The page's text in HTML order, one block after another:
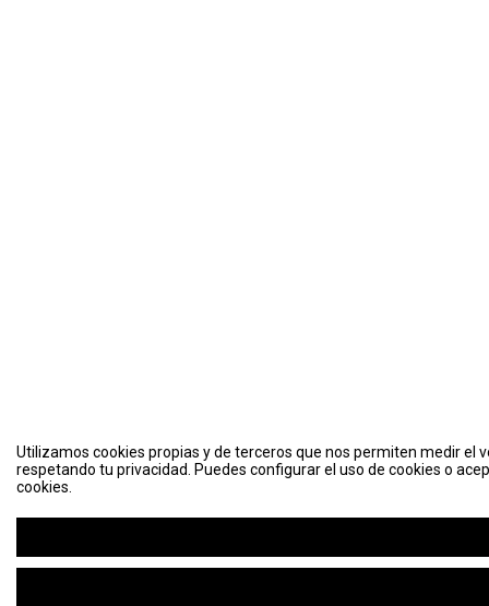
Utilizamos cookies propias y de terceros que nos permiten medir el
respetando tu privacidad. Puedes configurar el uso de cookies o
cookies.